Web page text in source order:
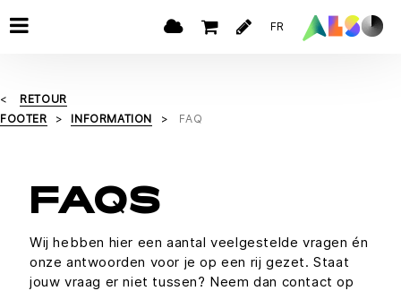
FR
RETOUR
FOOTER
INFORMATION FAQ
FAQS
Wij hebben hier een aantal veelgestelde vragen én
onze antwoorden voor je op een rij gezet. Staat
jouw vraag er niet tussen? Neem dan contact op